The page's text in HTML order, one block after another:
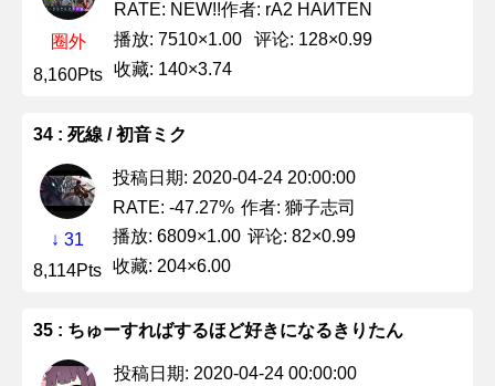
圈外
8,160Pts
RATE: NEW!!作者: rA2 HAИTEN
播放: 7510×1.00
评论: 128×0.99
收藏: 140×3.74
34 : 死線 / 初音ミク
↓ 31
8,114Pts
投稿日期: 2020-04-24 20:00:00
RATE: -47.27% 作者: 獅子志司
播放: 6809×1.00 评论: 82×0.99
收藏: 204×6.00
35 : ちゅーすればするほど好きになるきりたん
投稿日期: 2020-04-24 00:00:00